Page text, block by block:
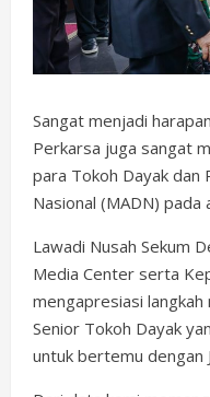
Sangat menjadi
Perkarsa juga sangat
para Tokoh Dayak dan
Nasional (MADN) pada
Lawadi Nusah Sekum
Media Center serta
mengapresiasi langkah
Senior Tokoh Dayak
untuk bertemu dengan